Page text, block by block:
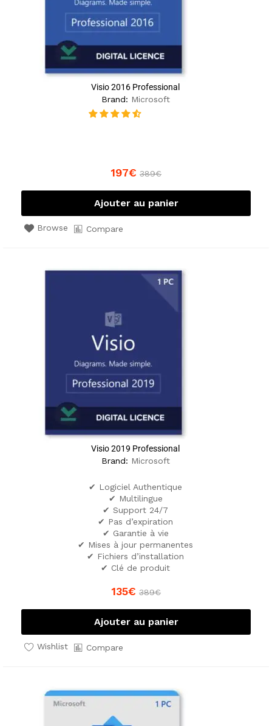
Visio 2016 Professional
Brand: Microsoft
197€ 389€
Ajouter au panier
Browse Compare
Visio 2019 Professional
Brand: Microsoft
✔ Logiciel Authentique
✔ Multilingue
✔ Support 24/7
✔ Pas d’expiration
✔ Garantie à vie
✔ Mises à jour permanentes
✔ Fichiers d’installation
✔ Clé de produit
135€ 389€
Ajouter au panier
Wishlist Compare